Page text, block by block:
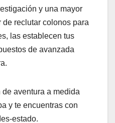
y una mayor
reclutar colonos para
las establecen tus
de avanzada
aventura a medida
y te encuentras con
estado.